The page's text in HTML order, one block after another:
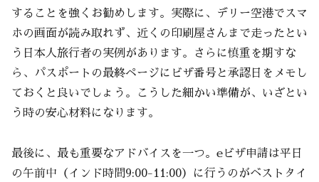
することを強くお勧めします。実際に、デリー空港でスマ
ホの画面が読み取れず、近くの印刷屋さんまで走ったとい
う日本人旅行者の実例があります。さらに慎重を期すな
ら、パスポートの最終ページにビザ番号と承認日をメモし
ておくと良いでしょう。こうした細かい準備が、いざとい
う時の安心材料になります。
最後に、最も重要なアドバイスを一つ。eビザ申請は平日
の午前中（インド時間9:00-11:00）に行うのがベストタイ